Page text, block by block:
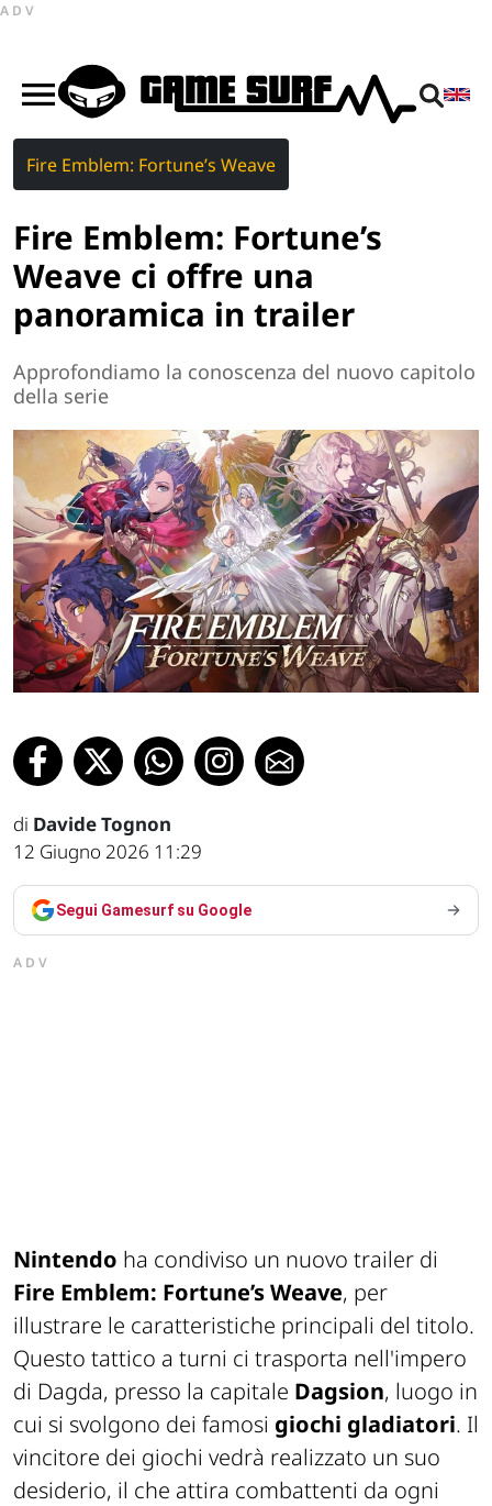
ADV
Fire Emblem: Fortune’s Weave
Fire Emblem: Fortune’s
Weave ci offre una
panoramica in trailer
Approfondiamo la conoscenza del nuovo capitolo
della serie
di Davide Tognon
12 Giugno 2026 11:29
Segui Gamesurf su Google
ADV
Nintendo ha condiviso un nuovo trailer di
Fire Emblem: Fortune’s Weave, per
illustrare le caratteristiche principali del titolo.
Questo tattico a turni ci trasporta nell'impero
di Dagda, presso la capitale Dagsion, luogo in
cui si svolgono dei famosi giochi gladiatori. Il
vincitore dei giochi vedrà realizzato un suo
desiderio, il che attira combattenti da ogni